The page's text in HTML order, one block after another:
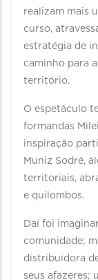
realizam mais
curso,
estratégia de
caminho para
território.
O espetáculo
formandas
inspiração
Muniz Sodré,
territoriais,
e quilombos.
Daí foi
comunidade;
distribuidora
seus afazeres;